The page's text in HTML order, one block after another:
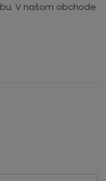
V našom obchode